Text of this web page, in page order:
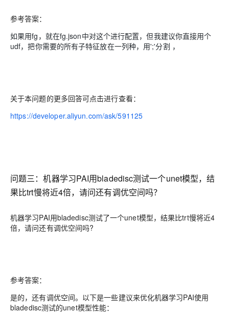
参考答案：
如果用fg，就在fg.json中对这个进行配置，但我建议你直接用个
udf，把你需要的所有子特征放在一列种，用';'分割 ，
关于本问题的更多回答可点击进行查看：
https://developer.aliyun.com/ask/591125
问题三：机器学习PAI用bladedisc测试一个unet模型，结
果比trt慢将近4倍，请问还有调优空间吗？
机器学习PAI用bladedisc测试了一个unet模型，结果比trt慢将近4
倍，请问还有调优空间吗?
参考答案：
是的，还有调优空间。以下是一些建议来优化机器学习PAI使用
bladedisc测试的unet模型性能：